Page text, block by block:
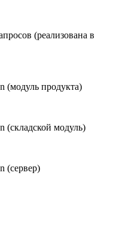
(реализована в
(модуль продукта)
модуль)
(сервер)